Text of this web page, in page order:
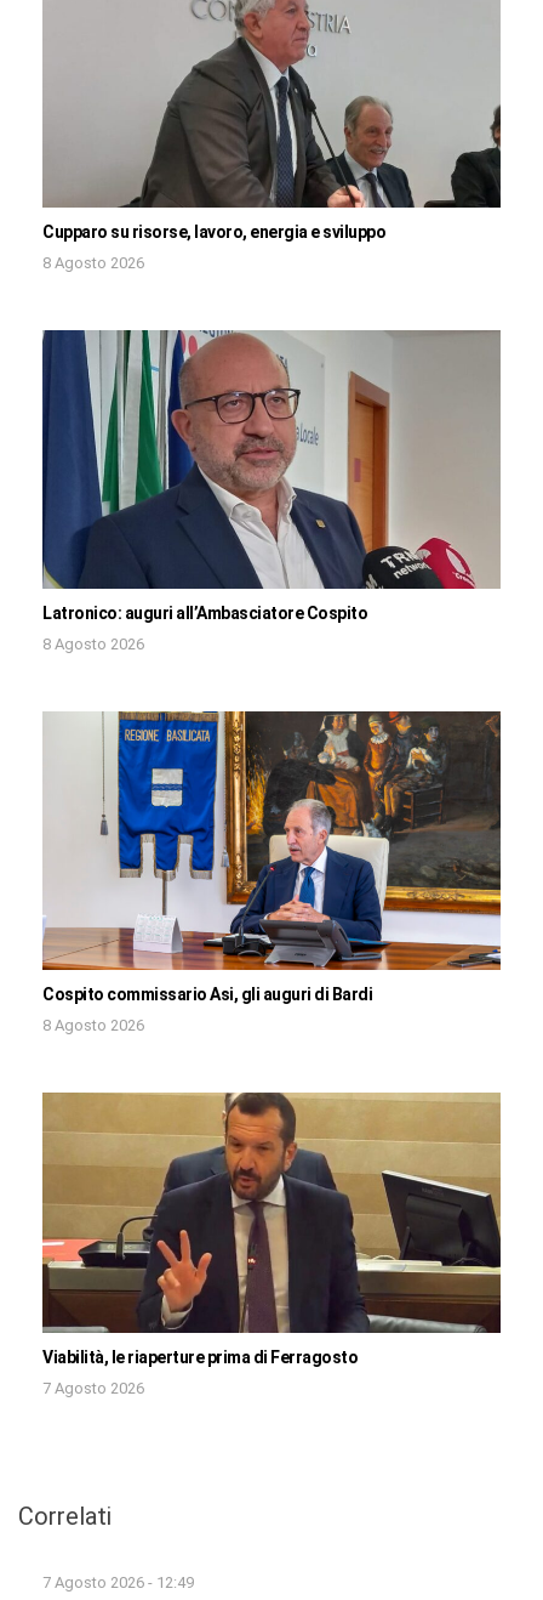
Cupparo su risorse, lavoro, energia e sviluppo
8 Agosto 2026
Latronico: auguri all’Ambasciatore Cospito
8 Agosto 2026
Cospito commissario Asi, gli auguri di Bardi
8 Agosto 2026
Viabilità, le riaperture prima di Ferragosto
7 Agosto 2026
Correlati
7 Agosto 2026 - 12:49